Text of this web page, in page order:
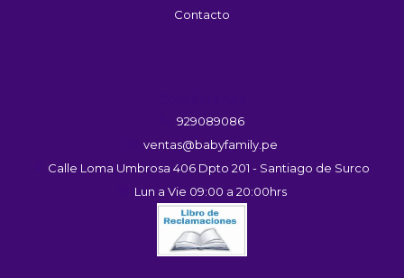
Contacto
929089086
ventas@babyfamily.pe
Calle Loma Umbrosa 406 Dpto 201 - Santiago de Surco
Lun a Vie 09:00 a 20:00hrs